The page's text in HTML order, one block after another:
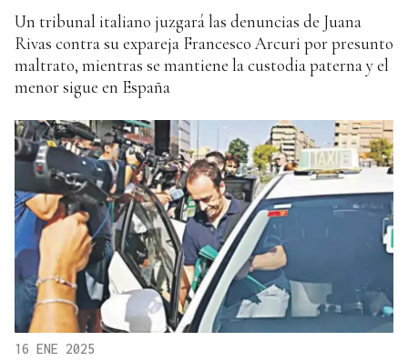
Un tribunal italiano juzgará las denuncias de Juana
Rivas contra su expareja Francesco Arcuri por presunto
maltrato, mientras se mantiene la custodia paterna y el
menor sigue en España
16 ENE 2025